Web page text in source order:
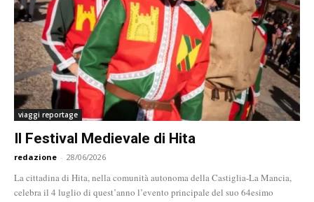
viaggi reportage
Il Festival Medievale di Hita
redazione - 28/06/2026
La cittadina di Hita, nella comunità autonoma della Castiglia-La Mancia,
celebra il 4 luglio di quest’anno l’evento principale del suo 64esimo